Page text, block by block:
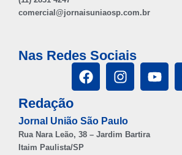
comercial@jornaisuniaosp.com.br
Nas Redes Sociais
Redação
Jornal União São Paulo
Rua Nara Leão, 38 – Jardim Bartira
Itaim Paulista/SP